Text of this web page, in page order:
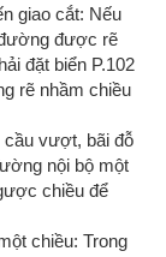
giao cắt: Nếu
được rẽ
đặt biển P.102
rẽ nhầm chiều
vượt, bãi đỗ
nội bộ một
chiều để
chiều: Trong